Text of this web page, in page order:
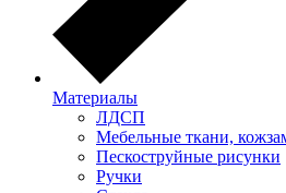
Материалы
ЛДСП
Мебельные ткани,
Пескоструйные рисунки
Ручки